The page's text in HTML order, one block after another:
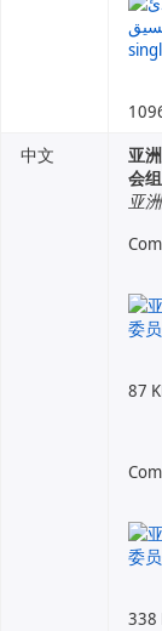
中文
亚
会
亚
87
338